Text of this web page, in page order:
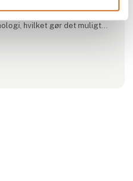
madspild gennem
hvilket gør det muligt
overskydende